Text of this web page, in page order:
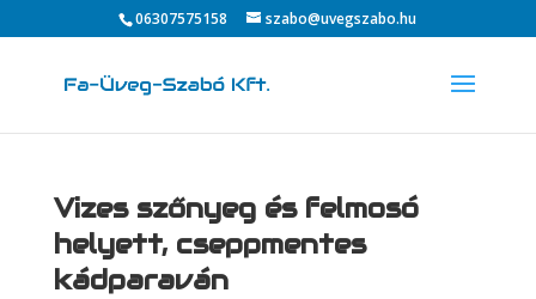
06307575158 szabo@uvegszabo.hu
Vizes szőnyeg és felmosó
helyett, cseppmentes
kádparaván